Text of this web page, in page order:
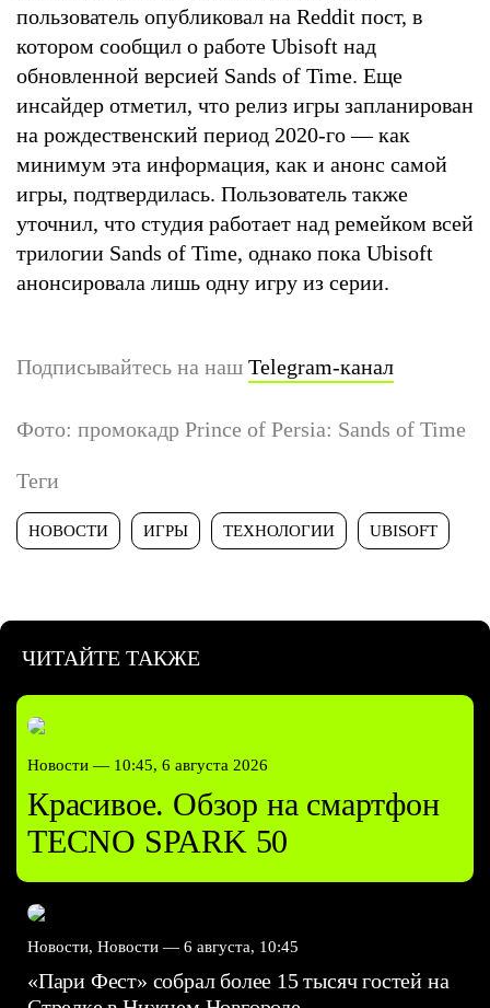
пользователь опубликовал на Reddit пост, в
котором сообщил о работе Ubisoft над
обновленной версией Sands of Time. Еще
инсайдер отметил, что релиз игры запланирован
на рождественский период 2020-го — как
минимум эта информация, как и анонс самой
игры, подтвердилась. Пользователь также
уточнил, что студия работает над ремейком всей
трилогии Sands of Time, однако пока Ubisoft
анонсировала лишь одну игру из серии.
Подписывайтесь на наш Telegram-канал
Фото: промокадр Prince of Persia: Sands of Time
Теги
НОВОСТИ ИГРЫ ТЕХНОЛОГИИ UBISOFT
ЧИТАЙТЕ ТАКЖЕ
Новости — 10:45, 6 августа 2026
Красивое. Обзор на смартфон
TECNO SPARK 50
Новости, Новости — 6 августа, 10:45
«Пари Фест» собрал более 15 тысяч гостей на